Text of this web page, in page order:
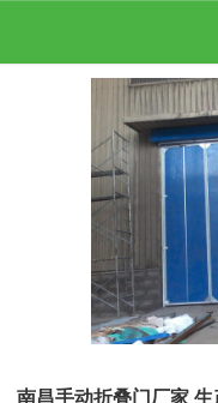
南昌手动折叠门厂家 生